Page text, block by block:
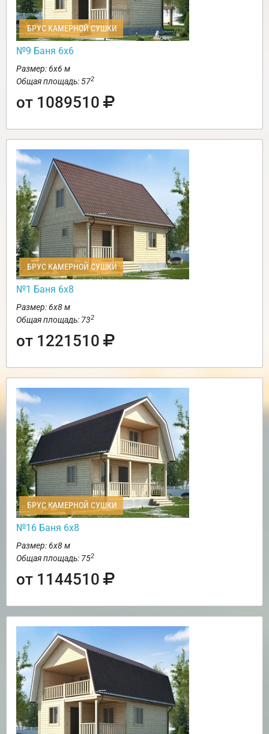
БРУС КАМЕРНОЙ СУШКИ
№9 Баня 6х6
Размер: 6х6 м
Общая площадь: 572
от 1089510
БРУС КАМЕРНОЙ СУШКИ
№1 Баня 6х8
Размер: 6х8 м
Общая площадь: 732
от 1221510
БРУС КАМЕРНОЙ СУШКИ
№16 Баня 6х8
Размер: 6х8 м
Общая площадь: 752
от 1144510